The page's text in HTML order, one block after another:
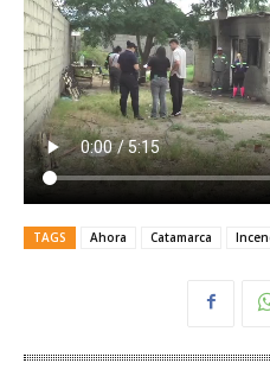
TAGS Ahora Catamarca